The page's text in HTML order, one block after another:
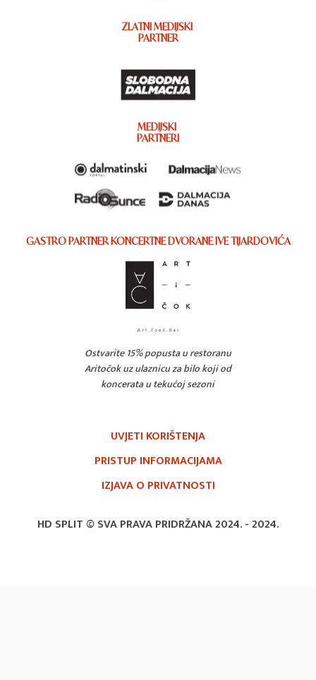
ZLATNI MEDIJSKI
PARTNER
MEDIJSKI
PARTNERI
GASTRO PARTNER KONCERTNE DVORANE IVE TIJARDOVIĆA
Ostvarite 15% popusta u restoranu
Aritočok uz ulaznicu za bilo koji od
koncerata u tekućoj sezoni
HD SPLIT © SVA PRAVA PRIDRŽANA 2024. -2024.
UVJETI KORIŠTENJA
PRISTUP INFORMACIJAMA
IZJAVA O PRIVATNOSTI